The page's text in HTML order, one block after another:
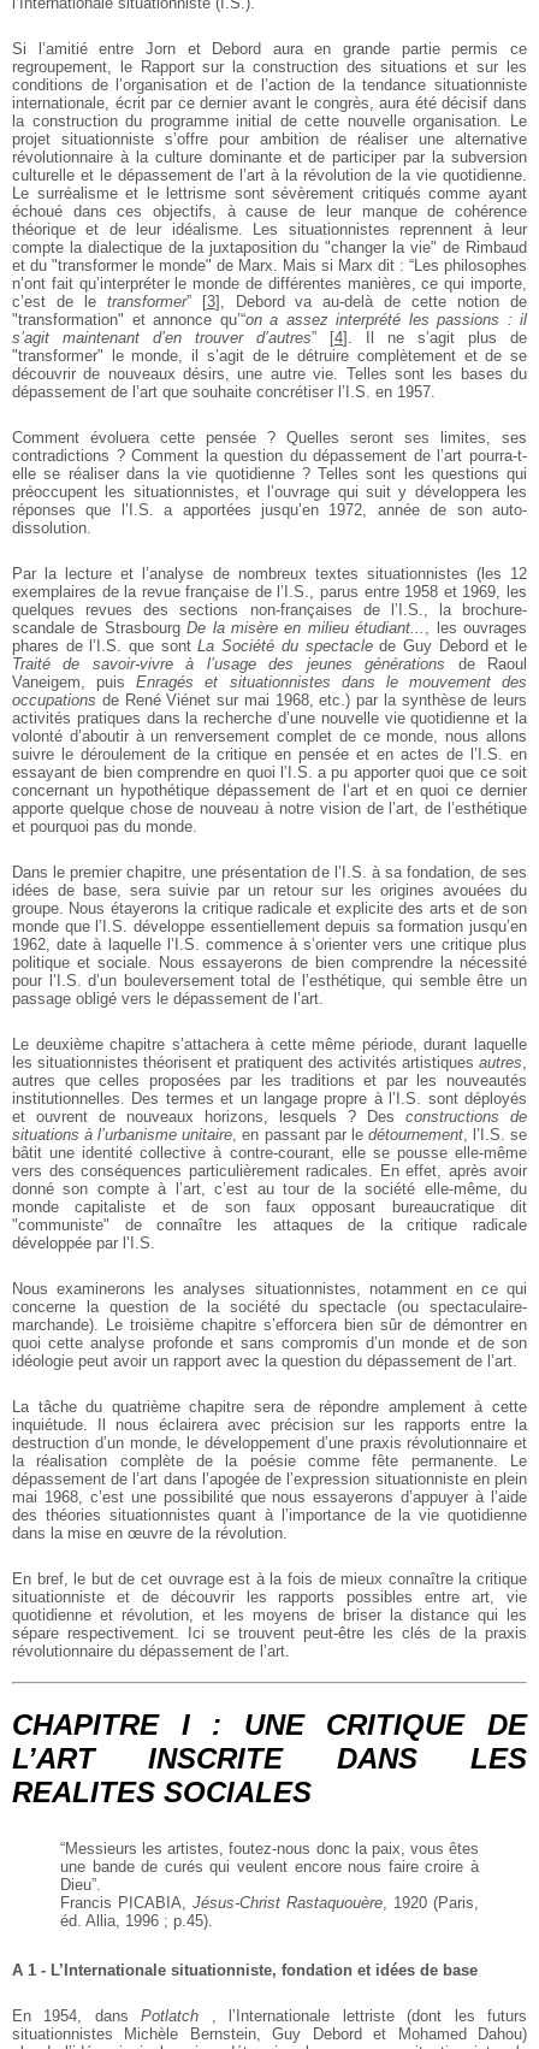
Si l’amitié entre Jorn et Debord aura en grande partie permis ce
regroupement, le Rapport sur la construction des situations et sur les
conditions de l’organisation et de l’action de la tendance situationniste
internationale, écrit par ce dernier avant le congrès, aura été décisif dans
la construction du programme initial de cette nouvelle organisation. Le
projet situationniste s’offre pour ambition de réaliser une alternative
révolutionnaire à la culture dominante et de participer par la subversion
culturelle et le dépassement de l’art à la révolution de la vie quotidienne.
Le surréalisme et le lettrisme sont sévèrement critiqués comme ayant
échoué dans ces objectifs, à cause de leur manque de cohérence
théorique et de leur idéalisme. Les situationnistes reprennent à leur
compte la dialectique de la juxtaposition du "changer la vie" de Rimbaud
et du "transformer le monde" de Marx. Mais si Marx dit : “Les philosophes
n’ont fait qu’interpréter le monde de différentes manières, ce qui importe,
c’est de le transformer”[3]
, Debord va au-delà de cette notion de
"transformation" et annonce qu’“on a assez interprété les passions : il
s’agit maintenant d’en trouver d’autres” [4]
. Il ne s’agit plus de
"transformer" le monde, il s’agit de le détruire complètement et de se
découvrir de nouveaux désirs, une autre vie. Telles sont les bases du
dépassement de l’art que souhaite concrétiser l’I.S. en 1957.
Comment évoluera cette pensée ? Quelles seront ses limites, ses
contradictions ? Comment la question du dépassement de l’art pourra-t-
elle se réaliser dans la vie quotidienne ? Telles sont les questions qui
préoccupent les situationnistes, et l’ouvrage qui suit y développera les
réponses que l’I.S. a apportées jusqu’en 1972, année de son auto-
dissolution.
Par la lecture et l’analyse de nombreux textes situationnistes (les 12
exemplaires de la revue française de l’I.S., parus entre 1958 et 1969, les
quelques revues des sections non-françaises de l’I.S., la brochure-
scandale de StrasbourgDe la misère en milieu étudiant...
, les ouvrages
phares de l’I.S. que sontLa Société du spectaclede Guy Debord et le
Traité de savoir-vivre à l’usage des jeunes générations de Raoul
Vaneigem, puisEnragés et situationnistes dans le mouvement des
occupations de René Viénet sur mai 1968, etc.) par la synthèse de leurs
activités pratiques dans la recherche d’une nouvelle vie quotidienne et la
volonté d’aboutir à un renversement complet de ce monde, nous allons
suivre le déroulement de la critique en pensée et en actes de l’I.S. en
essayant de bien comprendre en quoi l’I.S. a pu apporter quoi que ce soit
concernant un hypothétique dépassement de l’art et en quoi ce dernier
apporte quelque chose de nouveau à notre vision de l’art, de l’esthétique
et pourquoi pas du monde.
Dans le premier chapitre, une présentation de l’I.S. à sa fondation, de ses
idées de base, sera suivie par un retour sur les origines avouées du
groupe. Nous étayerons la critique radicale et explicite des arts et de son
monde que l’I.S. développe essentiellement depuis sa formation jusqu’en
1962, date à laquelle l’I.S. commence à s’orienter vers une critique plus
politique et sociale. Nous essayerons de bien comprendre la nécessité
pour l’I.S. d’un bouleversement total de l’esthétique, qui semble être un
passage obligé vers le dépassement de l’art.
Le deuxième chapitre s’attachera à cette même période, durant laquelle
les situationnistes théorisent et pratiquent des activités artistiques autres
autres que celles proposées par les traditions et par les nouveautés
institutionnelles. Des termes et un langage propre à l’I.S. sont déployés
et ouvrent de nouveaux horizons, lesquels ? Des constructions de
situations à l’urbanisme unitaire , en passant par le détournement, l’I.S. se
bâtit une identité collective à contre-courant, elle se pousse elle-même
vers des conséquences particulièrement radicales. En effet, après avoir
donné son compte à l’art, c’est au tour de la société elle-même, du
monde capitaliste et de son faux opposant bureaucratique dit
"communiste" de connaître les attaques de la critique radicale
développée par l’I.S.
Nous examinerons les analyses situationnistes, notamment en ce qui
concerne la question de la société du spectacle (ou spectaculaire-
marchande). Le troisième chapitre s’efforcera bien sûr de démontrer en
quoi cette analyse profonde et sans compromis d’un monde et de son
idéologie peut avoir un rapport avec la question du dépassement de l’art.
La tâche du quatrième chapitre sera de répondre amplement à cette
inquiétude. Il nous éclairera avec précision sur les rapports entre la
destruction d’un monde, le développement d’une praxis révolutionnaire et
la réalisation complète de la poésie comme fête permanente. Le
dépassement de l’art dans l’apogée de l’expression situationniste en plein
mai 1968, c’est une possibilité que nous essayerons d’appuyer à l’aide
des théories situationnistes quant à l’importance de la vie quotidienne
dans la mise en œuvre de la révolution.
En bref, le but de cet ouvrage est à la fois de mieux connaître la critique
situationniste et de découvrir les rapports possibles entre art, vie
quotidienne et révolution, et les moyens de briser la distance qui les
sépare respectivement. Ici se trouvent peut-être les clés de la praxis
révolutionnaire du dépassement de l’art.
CHAPITRE I : UNE CRITIQUE DE
L’ART INSCRITE DANS LES
REALITES SOCIALES
“Messieurs les artistes, foutez-nous donc la paix, vous êtes
une bande de curés qui veulent encore nous faire croire à
Dieu”.
Francis PICABIA, Jésus-Christ Rastaquouère , 1920 (Paris,
éd. Allia, 1996 ; p.45).
A 1 - L’Internationale situationniste, fondation et idées de base
En 1954, dansPotlatch , l’Internationale lettriste (dont les futurs
situationnistes Michèle Bernstein, Guy Debord et Mohamed Dahou)